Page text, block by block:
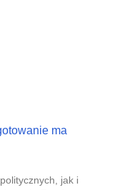
ma
jak i